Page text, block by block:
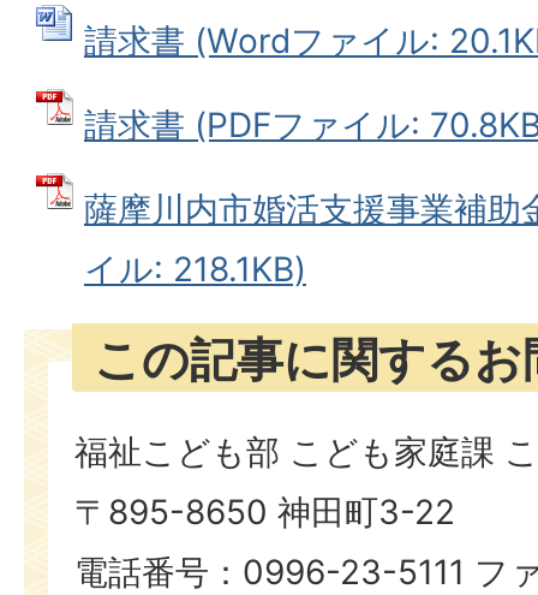
請求書 (Wordファイル:
請求書 (PDFファイル:
薩摩川内市婚活支援事業補助
イル: 218.1KB)
この記事に関する
福祉こども部 こども家庭課
〒895-8650 神田町3-22
電話番号：0996-23-5111 フ